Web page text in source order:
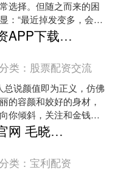
选择。但随之而来的困
：“最近掉发变多，会不
关？” 今天就把这件事讲
能爱....
牛米网配资APP下载 2女网红为美全身上下动100多刀，隐私处也没放过：感谢大哥送花
类： 股票配资交流
总说颜值即为正义，仿佛
的容颜和姣好的身材，
你倾斜，关注和金钱也
。然而现实往往并不如
颜值，....
三万配资官网 毛晓彤花神造型，粉金汉服执油纸伞而立，温婉又灵动超美！
类： 宝利配资